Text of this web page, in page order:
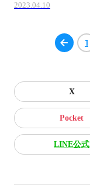
2023.04.10
1
X
Pocket
LINE公式